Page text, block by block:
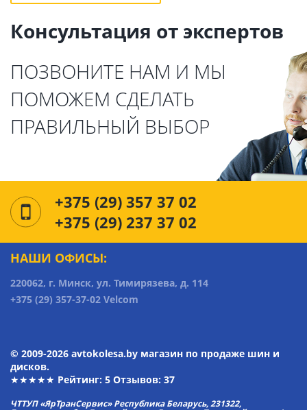
Консультация от экспертов
ПОЗВОНИТЕ НАМ И МЫ
ПОМОЖЕМ СДЕЛАТЬ
ПРАВИЛЬНЫЙ ВЫБОР
+375 (29) 357 37 02
+375 (29) 237 37 02
НАШИ ОФИСЫ:
220062, г. Минск, ул. Тимирязева, д. 114
+375 (29) 357-37-02 Velcom
© 2009-2026 avtokolesa.by магазин по продаже шин и
дисков.
★★★★★ Рейтинг: 5 Отзывов: 37
ЧТТУП «ЯрТранСервис» Республика Беларусь, 231322,